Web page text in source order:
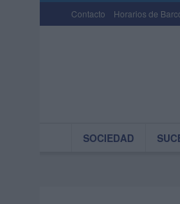
Contacto Horarios de
SOCIEDAD